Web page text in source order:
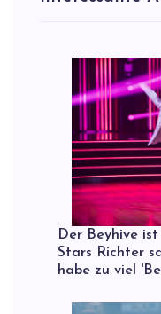
Der Beyhive
Stars Richter
habe zu viel